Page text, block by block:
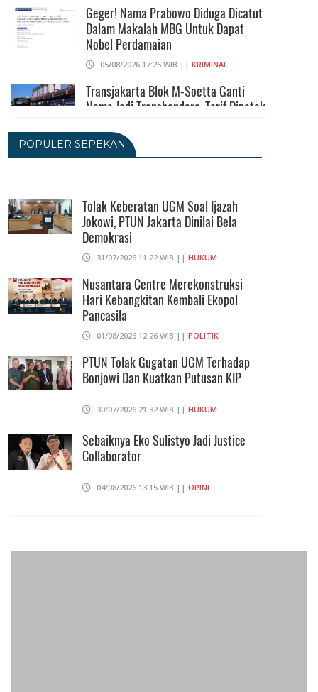
Geger! Nama Prabowo Diduga Dicatut
Dalam Makalah MBG Untuk Dapat
Nobel Perdamaian
05/08/2026 17:25 WIB || KRIMINAL
Transjakarta Blok M-Soetta Ganti
Nama Jadi Transbandara, Tarif Dipatok
05/08/2026 15:05 WIB ||
7,22 Juta Orang
05/08/2026 13:45 WIB ||TENAGA KERJA
Kuartal II-2026, Ekonomi RI Tumbuh
5,29 Persen, Sektor Pertambangan
Alami Kontraksi
05/08/2026 13:16 WIB ||MAKRO/MIKRO
POPULER SEPEKAN
Tolak Keberatan UGM Soal Ijazah
Jokowi, PTUN Jakarta Dinilai Bela
Demokrasi
31/07/2026 11:22 WIB || HUKUM
Nusantara Centre Merekonstruksi
Hari Kebangkitan Kembali Ekopol
Pancasila
01/08/2026 12:26 WIB || POLITIK
PTUN Tolak Gugatan UGM Terhadap
Bonjowi Dan Kuatkan Putusan KIP
30/07/2026 21:32 WIB || HUKUM
Sebaiknya Eko Sulistyo Jadi Justice
Collaborator
04/08/2026 13:15 WIB || OPINI
Mikro